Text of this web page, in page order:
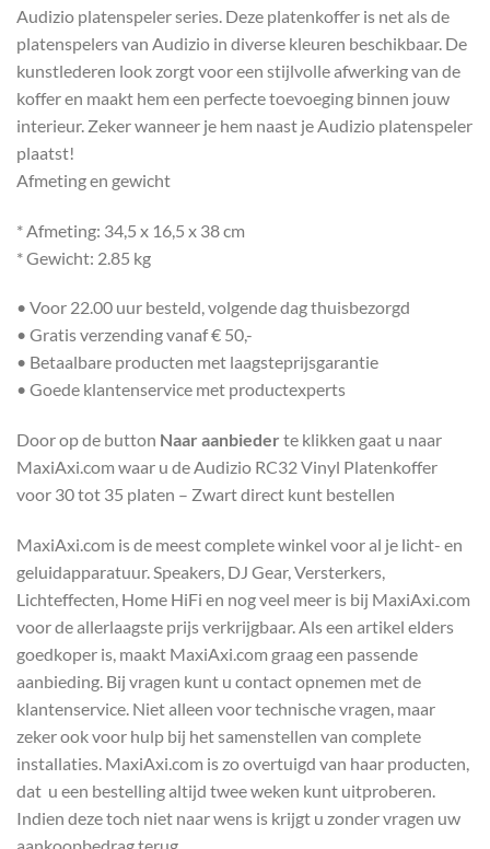
Audizio platenspeler series. Deze platenkoffer is net als de
platenspelers van Audizio in diverse kleuren beschikbaar. De
kunstlederen look zorgt voor een stijlvolle afwerking van de
koffer en maakt hem een perfecte toevoeging binnen jouw
interieur. Zeker wanneer je hem naast je Audizio platenspeler
plaatst!
Afmeting en gewicht
* Afmeting: 34,5 x 16,5 x 38 cm
* Gewicht: 2.85 kg
• Voor 22.00 uur besteld, volgende dag thuisbezorgd
• Gratis verzending vanaf € 50,-
• Betaalbare producten met laagsteprijsgarantie
• Goede klantenservice met productexperts
Door op de button Naar aanbieder te klikken gaat u naar
MaxiAxi.com waar u de Audizio RC32 Vinyl Platenkoffer
voor 30 tot 35 platen – Zwart direct kunt bestellen
MaxiAxi.com is de meest complete winkel voor al je licht- en
geluidapparatuur. Speakers, DJ Gear, Versterkers,
Lichteffecten, Home HiFi en nog veel meer is bij MaxiAxi.com
voor de allerlaagste prijs verkrijgbaar. Als een artikel elders
goedkoper is, maakt MaxiAxi.com graag een passende
aanbieding. Bij vragen kunt u contact opnemen met de
klantenservice. Niet alleen voor technische vragen, maar
zeker ook voor hulp bij het samenstellen van complete
installaties. MaxiAxi.com is zo overtuigd van haar producten,
dat u een bestelling altijd twee weken kunt uitproberen.
Indien deze toch niet naar wens is krijgt u zonder vragen uw